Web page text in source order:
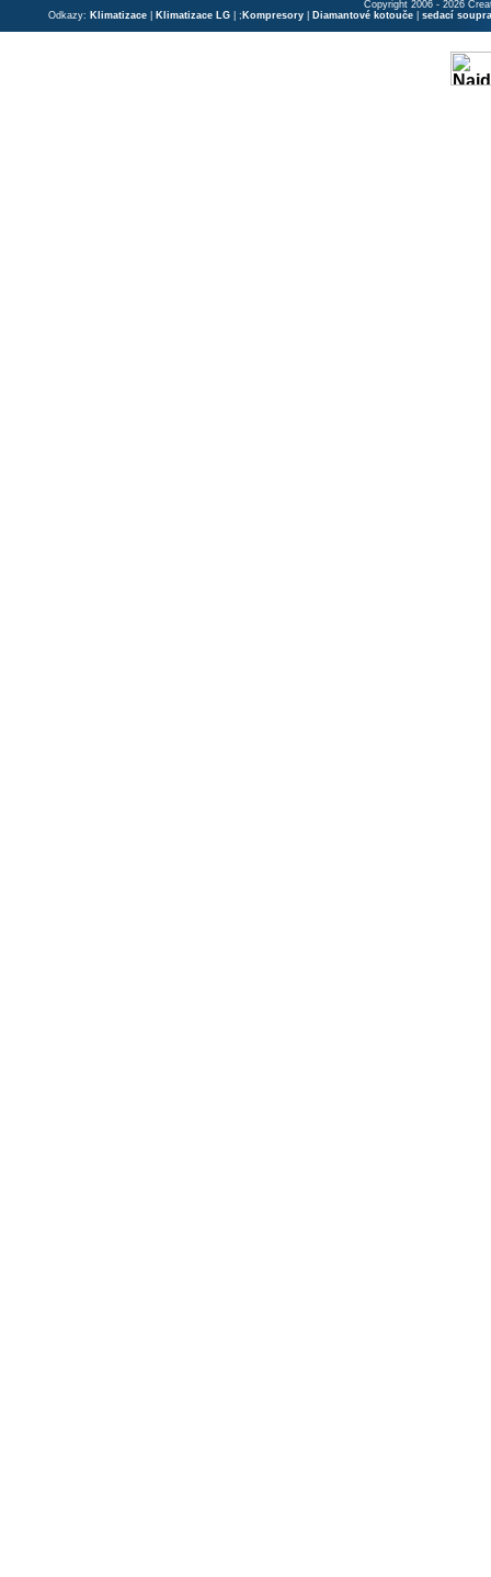
Copyright 2006 - 2026
Odkazy: Klimatizace Klimatizace LG | ; Kompresory Diamantové kotouče sedací